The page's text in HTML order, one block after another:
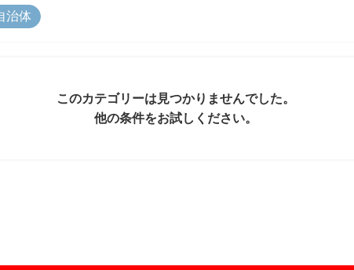
治体
このカテゴリーは見つかりませんでした。
他の条件をお試しください。